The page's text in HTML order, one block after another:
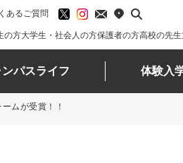
の方大学生・社会人の方保護者の方高校の先
あるご質問
ンパスライフ 体験入
ムが受賞！！